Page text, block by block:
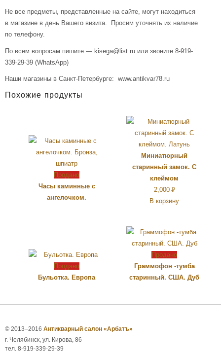
Не все предметы, представленные на сайте, могут находиться
в магазине в день Вашего визита. Просим уточнять их наличие
по телефону.
По всем вопросам пишите — kisega@list.ru или звоните 8-919-
339-29-39 (WhatsApp)
Наши магазины в Санкт-Петербурге: www.antikvar78.ru
Похожие продукты
Продано
Часы каминные с
ангелочком.
Миниатюрный
старинный замок. С
клеймом
2,000Р
УБ.
В корзину
Продано
Бульотка. Европа
Продано
Граммофон -тумба
старинный. США. Дуб
© 2013–2016 Антикварный салон «Арбатъ»
г. Челябинск, ул. Кирова, 86
тел. 8-919-339-29-39